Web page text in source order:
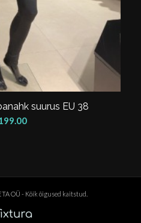
suurus EU 38
OÜ - Kõik õigused kaitstud.